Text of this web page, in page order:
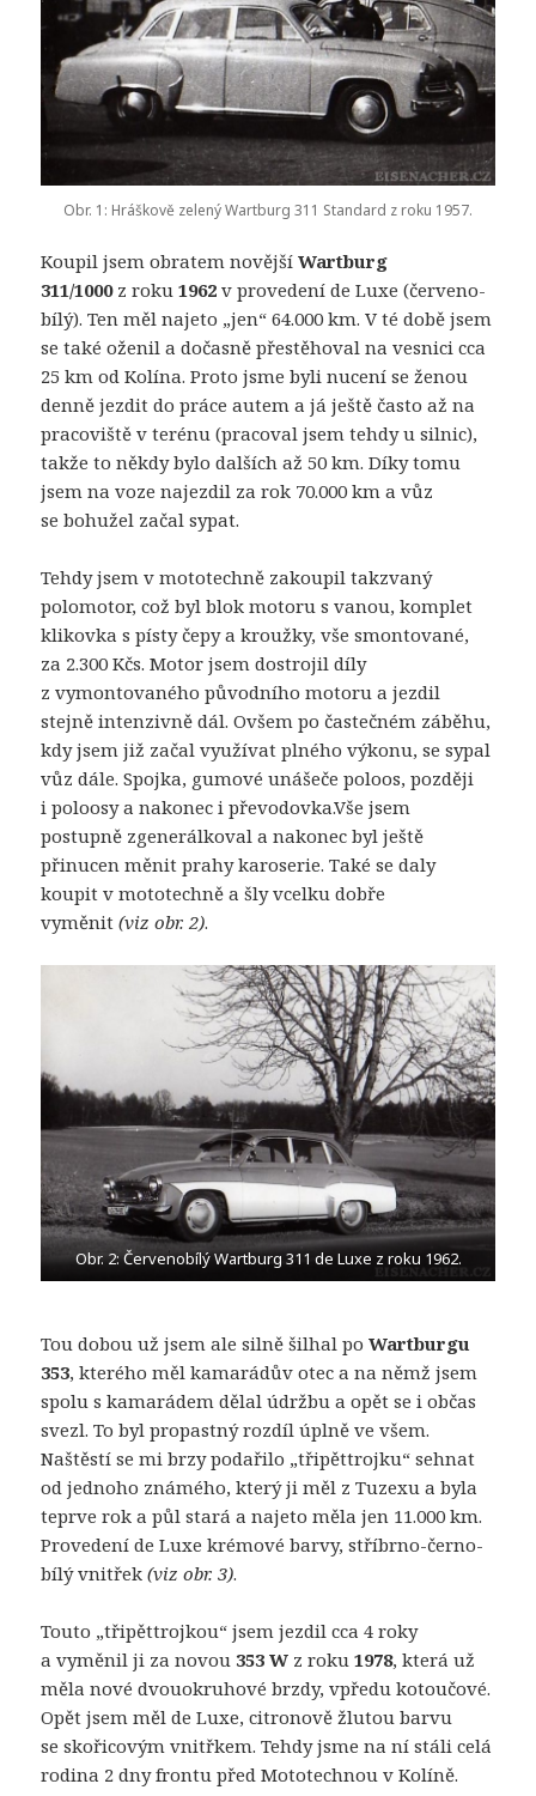
Obr. 1: Hráškově zelený Wartburg 311 Standard z roku 1957.
Koupil jsem obratem novějšíWartburg
311/1000z roku 1962v provedení de Luxe (červeno-
bílý). Ten měl najeto „jen“ 64.000 km. V té době jsem
se také oženil a dočasně přestěhoval na vesnici cca
25 km od Kolína. Proto jsme byli nucení se ženou
denně jezdit do práce autem a já ještě často až na
pracoviště v terénu (pracoval jsem tehdy u silnic),
takže to někdy bylo dalších až 50 km. Díky tomu
jsem na voze najezdil za rok 70.000 km a vůz
se bohužel začal sypat.
Tehdy jsem v mototechně zakoupil takzvaný
polomotor, což byl blok motoru s vanou, komplet
klikovka s písty čepy a kroužky, vše smontované,
za 2.300 Kčs. Motor jsem dostrojil díly
z vymontovaného původního motoru a jezdil
stejně intenzivně dál. Ovšem po častečném záběhu,
kdy jsem již začal využívat plného výkonu, se sypal
vůz dále. Spojka, gumové unášeče poloos, později
i poloosy a nakonec i převodovka.Vše jsem
postupně zgenerálkoval a nakonec byl ještě
přinucen měnit prahy karoserie. Také se daly
koupit v mototechně a šly vcelku dobře
vyměnit(viz obr. 2).
Obr. 2: Červenobílý Wartburg 311 de Luxe z roku 1962.
Tou dobou už jsem ale silně šilhal poWartburgu
353, kterého měl kamarádův otec a na němž jsem
spolu s kamarádem dělal údržbu a opět se i občas
svezl. To byl propastný rozdíl úplně ve všem.
Naštěstí se mi brzy podařilo „třipěttrojku“ sehnat
od jednoho známého, který ji měl z Tuzexu a byla
teprve rok a půl stará a najeto měla jen 11.000 km.
Provedení de Luxe krémové barvy, stříbrno-černo-
bílý vnitřek(viz obr. 3).
Touto „třipěttrojkou“ jsem jezdil cca 4 roky
a vyměnil ji za novou 353 W z roku1978, která už
měla nové dvouokruhové brzdy, vpředu kotoučové.
Opět jsem měl de Luxe, citronově žlutou barvu
se skořicovým vnitřkem. Tehdy jsme na ní stáli celá
rodina 2 dny frontu před Mototechnou v Kolíně.